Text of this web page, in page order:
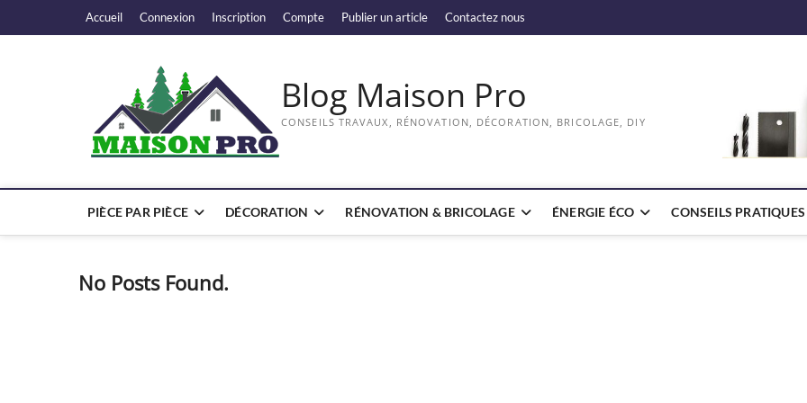
Accueil Connexion Inscription Compte Publier un article Contactez nous
Blog Maison Pro
CONSEILS TRAVAUX, RÉNOVATION, DÉCORATION, BRICOLAGE, DIY
PIÈCE PAR PIÈCE DÉCORATION RÉNOVATION & BRICOLAGE ÉNERGIE ÉCO CONSEILS PRATIQUES
No Posts Found.